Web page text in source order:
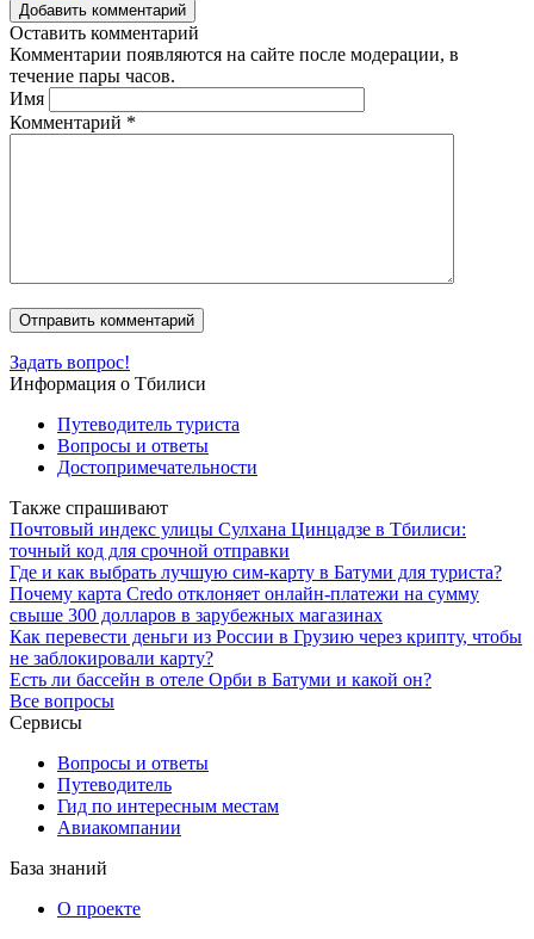
Добавить комментарий
Оставить комментарий
Комментарии появляются на сайте после модерации, в
течение пары часов.
Имя
Комментарий *
Задать вопрос!
Информация о Тбилиси
Путеводитель туриста
Вопросы и ответы
Достопримечательности
Также спрашивают
Почтовый индекс улицы Сулхана Цинцадзе в Тбилиси:
точный код для срочной отправки
Где и как выбрать лучшую сим-карту в Батуми для туриста?
Почему карта Credo отклоняет онлайн-платежи на сумму
свыше 300 долларов в зарубежных магазинах
Как перевести деньги из России в Грузию через крипту, чтобы
не заблокировали карту?
Есть ли бассейн в отеле Орби в Батуми и какой он?
Все вопросы
Сервисы
Вопросы и ответы
Путеводитель
Гид по интересным местам
Авиакомпании
База знаний
О проекте